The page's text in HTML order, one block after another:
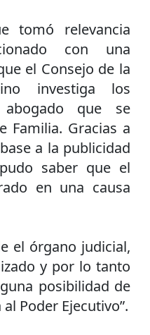
tomó relevancia
con una
el Consejo de la
investiga los
que se
Familia. Gracias a
a la publicidad
saber que el
en una causa
el órgano judicial,
y por lo tanto
posibilidad de
Poder Ejecutivo”.